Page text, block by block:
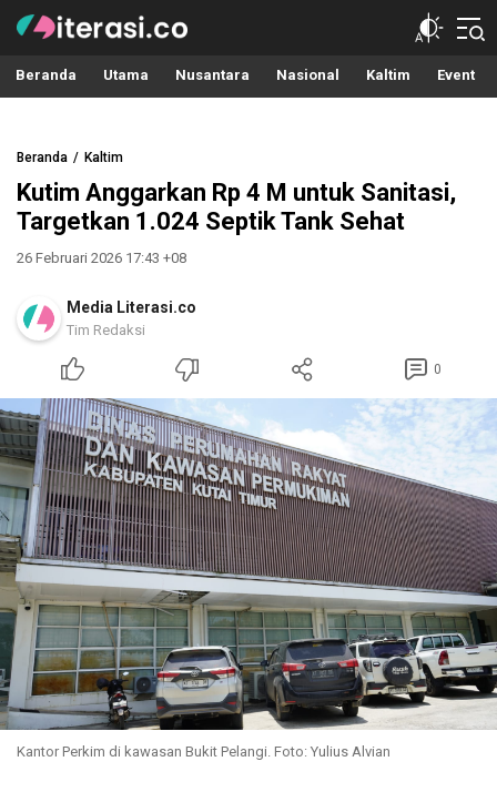
Literasi.co
Pilar Informasi
Beranda Utama Nusantara Nasional Kaltim Event
Beranda Kaltim
Kutim Anggarkan Rp 4 M untuk Sanitasi,
Targetkan 1.024 Septik Tank Sehat
26 Februari 2026 17:43 +08
Media Literasi.co
Tim Redaksi
0
Kantor Perkim di kawasan Bukit Pelangi. Foto: Yulius Alvian